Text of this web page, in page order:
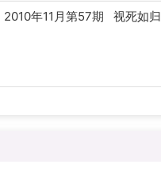
2010年11月第57期 视死如归